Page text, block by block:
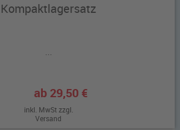
Kompaktlagersatz
...
ab 29,50 €
inkl. MwSt zzgl.
Versand